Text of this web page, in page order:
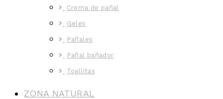
Crema de pañal
Geles
Pañales
Pañal bañador
Toallitas
ZONA NATURAL